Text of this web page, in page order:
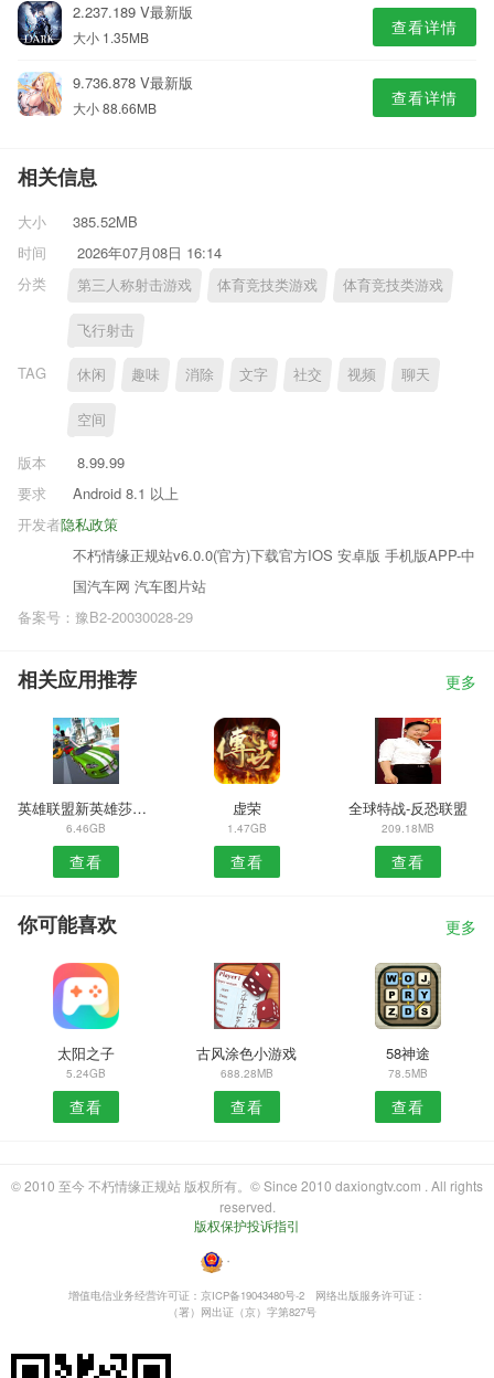
2.237.189 V最新版
大小 1.35MB 查看详情
9.736.878 V最新版
大小 88.66MB 查看详情
相关信息
大小
385.52MB
时间
2026年07月08日 16:14
分类
第三人称射击游戏 体育竞技类游戏 体育竞技类游戏
飞行射击
TAG 休闲 趣味 消除 文字 社交 视频 聊天
空间
版本
8.99.99
要求
Android 8.1 以上
隐私政策
开发者
不朽情缘正规站v6.0.0(官方)下载官方IOS 安卓版 手机版APP-中
国汽车网 汽车图片站
备案号：豫B2-20030028-29
相关应用推荐 更多
英雄联盟新英雄莎弥拉
6.46GB
查看
虚荣
1.47GB
查看
全球特战-反恐联盟
209.18MB
查看
你可能喜欢 更多
太阳之子
5.24GB
查看
古风涂色小游戏
688.28MB
查看
58神途
78.5MB
查看
© 2010 至今 不朽情缘正规站 版权所有。© Since 2010 daxiongtv.com . All rights
reserved.
版权保护投诉指引
・
增值电信业务经营许可证：京ICP备19043480号-2
网络出版服务许可证：
（署）网出证（京）字第827号